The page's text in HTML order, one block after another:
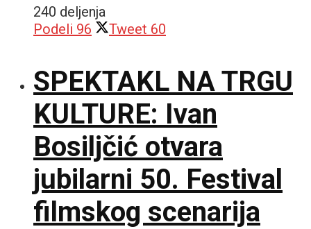
240 deljenja
Podeli 96 Tweet 60
SPEKTAKL NA TRGU
KULTURE: Ivan
Bosiljčić otvara
jubilarni 50. Festival
filmskog scenarija